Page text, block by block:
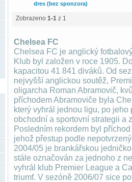
dres (bez sponzora)
Zobrazeno 1-1 z 1
Chelsea FC
Chelsea FC je anglický
Klub byl založen v roce 1905.
kapacitou 41 841 diváků. Od
nejvyšší anglickou soutěž,
oligarcha Roman Abramovič,
příchodem Abramoviče byla
který vyhrál jednou ligu, po
obchodní a sportovní strategii a
Posledním rekordem byl
jehož přestup podle
2004/05 je brankářskou
stále označován za jednoho z
vyhrál klub Premier League a
triumf. V sezóně 2006/07 sice